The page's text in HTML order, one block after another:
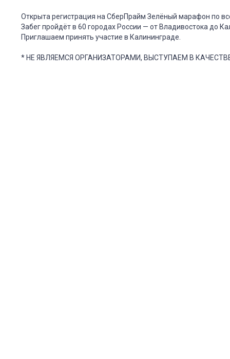
Открыта регистрация на СберПрайм Зелёный марафон по
Забег пройдёт в 60 городах России — от Владивостока до
Приглашаем принять участие в Калининграде.
* НЕ ЯВЛЯЕМСЯ ОРГАНИЗАТОРАМИ, ВЫСТУПАЕМ В